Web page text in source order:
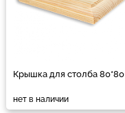
Крышка для столба 80*80
нет в наличии